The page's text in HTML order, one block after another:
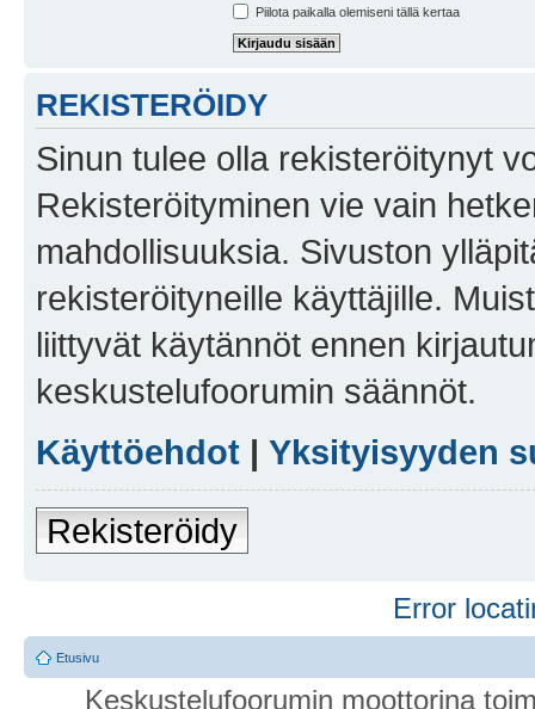
Piilota paikalla olemiseni tällä kertaa
REKISTERÖIDY
Sinun tulee olla rekisteröitynyt
Rekisteröityminen vie vain
mahdollisuuksia. Sivuston
rekisteröityneille käyttäjille.
liittyvät käytännöt ennen
keskustelufoorumin säännöt.
Käyttöehdot | Yksityisyyden
Rekisteröidy
Error
Etusivu
Keskustelufoorumin moottorina